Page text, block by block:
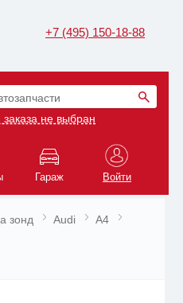
+7 (495) 150-18-88
не выбран
Гараж Войти
зонд Audi
A4